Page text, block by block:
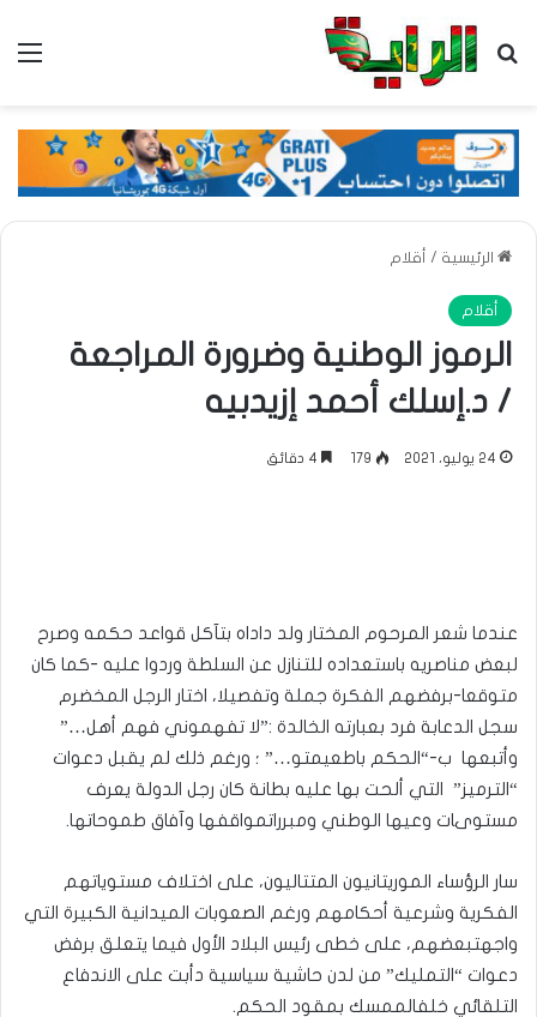
بحث عن
الرئيسية / أقلام
أقلام
الرموز الوطنية وضرورة المراجعة
/ د.إسلك أحمد إزيدبيه
24 يوليو، 2021 179
عندما شعر المرحوم المختار ولد داداه بتآكل قواعد حكمه وصرح
لبعض مناصريه باستعداده للتنازل عن السلطة وردوا عليه -كما كان
متوقعا-برفضهم الفكرة جملة وتفصيلا، اختار الرجل المخضرم
سجل الدعابة فرد بعبارته الخالدة :”لا تفهموني فهم أهل…”
وأتبعها ب-“الحكم باطعيمتو…” ؛ ورغم ذلك لم يقبل دعوات
“الترميز” التي ألحت بها عليه بطانة كان رجل الدولة يعرف
مستوىات وعيها الوطني ومبرراتمواقفها وآفاق طموحاتها.
سار الرؤساء الموريتانيون المتتاليون، على اختلاف مستوياتهم
الفكرية وشرعية أحكامهم ورغم الصعوبات الميدانية الكبيرة التي
واجهتبعضهم، على خطى رئيس البلاد الأول فيما يتعلق برفض
دعوات “التمليك” من لدن حاشية سياسية دأبت على الاندفاع
التلقائي خلفالممسك بمقود الحكم.